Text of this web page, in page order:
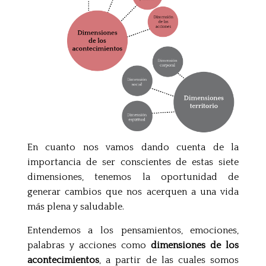
En cuanto nos vamos dando cuenta de la
importancia de ser conscientes de estas siete
dimensiones, tenemos la oportunidad de
generar cambios que nos acerquen a una vida
más plena y saludable.
Entendemos a los pensamientos, emociones,
palabras y acciones comodimensiones de los
acontecimientos, a partir de las cuales somos